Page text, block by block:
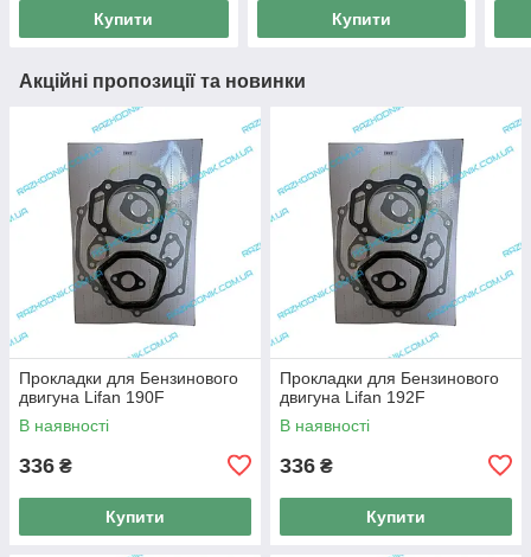
Купити Купити
Акційні пропозиції та новинки
Прокладки для Бензинового
двигуна Lifan 190F
В наявності
336 ₴
Купити
Прокладки для Бензинового
двигуна Lifan 192F
В наявності
336 ₴
Купити